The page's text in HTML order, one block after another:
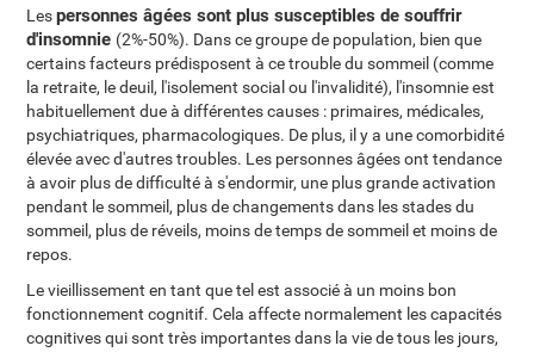
Lespersonnes âgées sont plus susceptibles de souffrir
d'insomnie (2%-50%). Dans ce groupe de population, bien que
certains facteurs prédisposent à ce trouble du sommeil (comme
la retraite, le deuil, l'isolement social ou l'invalidité), l'insomnie est
habituellement due à différentes causes : primaires, médicales,
psychiatriques, pharmacologiques. De plus, il y a une comorbidité
élevée avec d'autres troubles. Les personnes âgées ont tendance
à avoir plus de difficulté à s'endormir, une plus grande activation
pendant le sommeil, plus de changements dans les stades du
sommeil, plus de réveils, moins de temps de sommeil et moins de
repos.
Le vieillissement en tant que tel est associé à un moins bon
fonctionnement cognitif. Cela affecte normalement les capacités
cognitives qui sont très importantes dans la vie de tous les jours,